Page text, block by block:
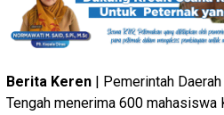
Berita Keren | Pemerintah
Tengah menerima 600 mahasiswa